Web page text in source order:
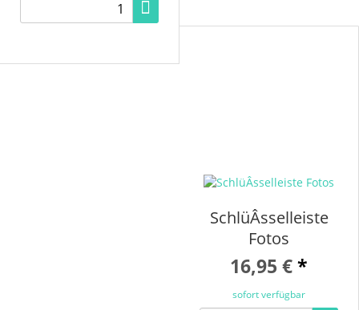
SchlüÂsselleiste
Fotos
16,95 €*
sofort verfügbar